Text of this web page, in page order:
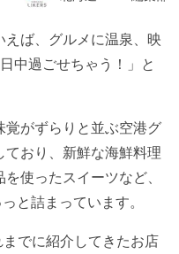
ば、グルメに温泉、映
中過ごせちゃう！」と
がずらりと並ぶ空港グ
おり、新鮮な海鮮料理
使ったスイーツなど、
と詰まっています。
でに紹介してきたお店